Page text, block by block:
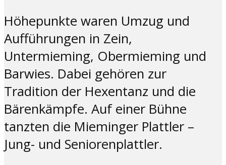
Höhepunkte waren Umzug und
Aufführungen in Zein,
Untermieming, Obermieming und
Barwies. Dabei gehören zur
Tradition der Hexentanz und die
Bärenkämpfe. Auf einer Bühne
tanzten die Mieminger Plattler –
Jung- und Seniorenplattler.